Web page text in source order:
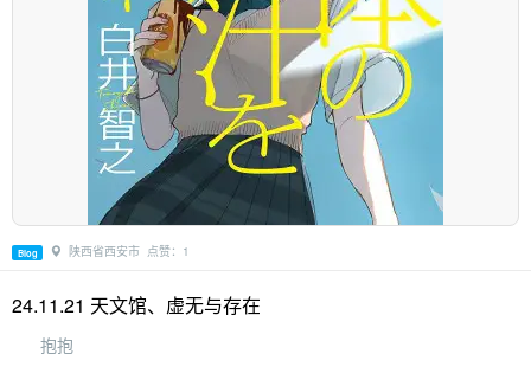
Blog 陕西省西安市 点赞：1
24.11.21 天文馆、虚无与存在
抱抱